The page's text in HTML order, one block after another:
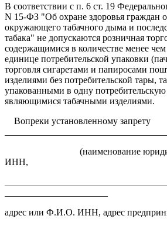
В соответствии с п. 6 ст. 19
N 15-ФЗ "Об охране здоровья граждан
окружающего табачного дыма и
табака" не допускаются розничная
содержащимися в количестве менее
единице потребительской упаковки
торговля сигаретами и папиросами
изделиями без потребительской тары,
упакованными в одну потребительскую
являющимися табачными изделиями.
Вопреки установленному запрету
(наименование
ИНН,
адрес или Ф.И.О. ИНН, адрес